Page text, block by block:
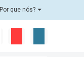
Por que nós?